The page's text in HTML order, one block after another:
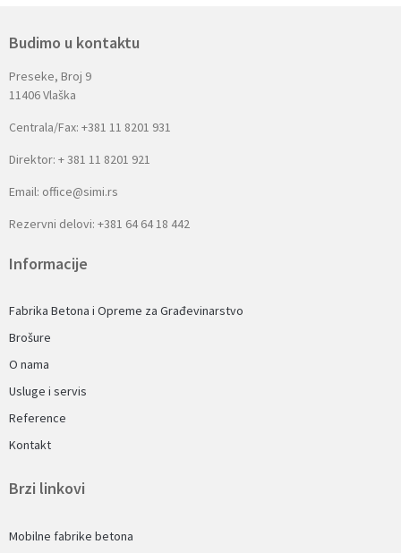
Budimo u kontaktu
Preseke, Broj 9
11406 Vlaška
Centrala/Fax: +381 11 8201 931
Direktor: + 381 11 8201 921
Email: office@simi.rs
Rezervni delovi: +381 64 64 18 442
Informacije
Fabrika Betona i Opreme za Građevinarstvo
Brošure
O nama
Usluge i servis
Reference
Kontakt
Brzi linkovi
Mobilne fabrike betona